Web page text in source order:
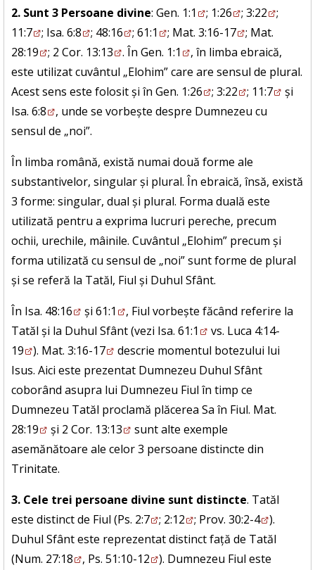
2. Sunt 3 Persoane divine: Gen. 1:1 ; 1:26 ; 3:22
;
11:7 ; Isa. 6:8 ; 48:16 ; 61:1 ; Mat. 3:16-17 ; Mat.
28:19
; 2 Cor. 13:13 . În Gen. 1:1
, în limba ebraică,
este utilizat cuvântul „Elohim” care are sensul de plural.
Acest sens este folosit și în Gen. 1:26 ; 3:22 ; 11:7
și
Isa. 6:8
, unde se vorbește despre Dumnezeu cu
sensul de „noi”.
În limba română, există numai două forme ale
substantivelor, singular și plural. În ebraică, însă, există
3 forme: singular, dual și plural. Forma duală este
utilizată pentru a exprima lucruri pereche, precum
ochii, urechile, mâinile. Cuvântul „Elohim” precum și
forma utilizată cu sensul de „noi” sunt forme de plural
și se referă la Tatăl, Fiul și Duhul Sfânt.
În Isa. 48:16 și 61:1
, Fiul vorbește făcând referire la
Tatăl și la Duhul Sfânt (vezi Isa. 61:1 vs. Luca 4:14-
19
). Mat. 3:16-17
descrie momentul botezului lui
Isus. Aici este prezentat Dumnezeu Duhul Sfânt
coborând asupra lui Dumnezeu Fiul în timp ce
Dumnezeu Tatăl proclamă plăcerea Sa în Fiul. Mat.
28:19
și 2 Cor. 13:13
sunt alte exemple
asemănătoare ale celor 3 persoane distincte din
Trinitate.
3. Cele trei persoane divine sunt distincte. Tatăl
este distinct de Fiul (Ps. 2:7 ; 2:12 ; Prov. 30:2-4 ).
Duhul Sfânt este reprezentat distinct față de Tatăl
(Num. 27:18 , Ps. 51:10-12 ). Dumnezeu Fiul este